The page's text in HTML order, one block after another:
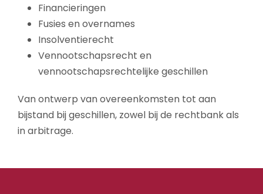
Financieringen
Fusies en overnames
Insolventierecht
Vennootschapsrecht en
vennootschapsrechtelijke geschillen
Van ontwerp van overeenkomsten tot aan
bijstand bij geschillen, zowel bij de rechtbank als
in arbitrage.